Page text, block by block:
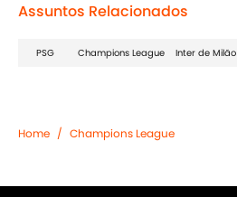
Assuntos Relacionados
PSG Champions League Inter de Milão
Home / Champions League